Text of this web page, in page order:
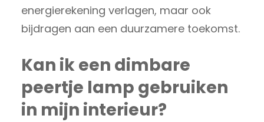
energierekening verlagen, maar ook
bijdragen aan een duurzamere toekomst.
Kan ik een dimbare
peertje lamp gebruiken
in mijn interieur?